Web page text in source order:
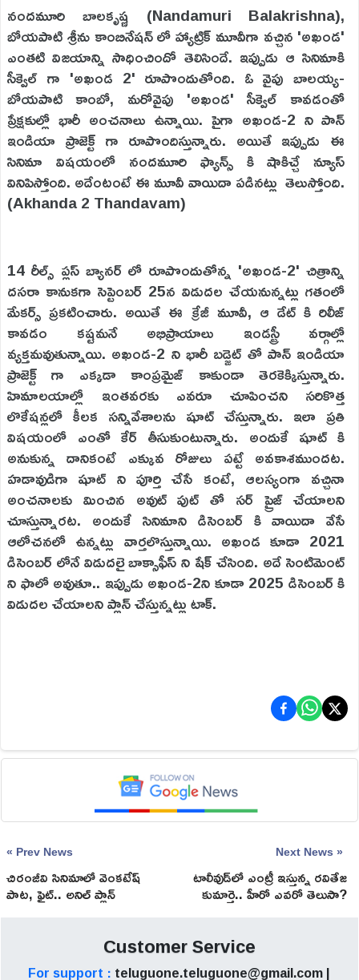
నందమూరి బాలకృష్ణ (Nandamuri Balakrishna),
బోయపాటి శ్రీను కాంబినేషన్ లో హ్యాట్రిక్ మూవీగా వచ్చిన 'అఖండ'
ఎంతటి విజయాన్ని సాధించిందో తెలిసిందే. ఇప్పుడు ఆ సినిమాకి
సీక్వెల్ గా 'అఖండ 2' రూపొందుతోంది. ఓ వైపు బాలయ్య-
బోయపాటి కాంబో, మరోవైపు 'అఖండ' సీక్వెల్ కావడంతో
ప్రేక్షకుల్లో భారీ అంచనాలు ఉన్నాయి. పైగా అఖండ-2 ని పాన్
ఇండియా ప్రాజెక్ట్ గా రూపొందిస్తున్నారు. అయితే ఇప్పుడు ఈ
సినిమా విషయంలో నందమూరి ఫ్యాన్స్ కి షాకిచ్చే న్యూస్
వినిపిస్తోంది. అదేంటంటే ఈ మూవీ వాయిదా పడినట్లు తెలుస్తోంది.
(Akhanda 2 Thandavam)
14 రీల్స్ ప్లస్ బ్యానర్ లో రూపొందుతోన్న 'అఖండ-2' చిత్రాన్ని
దసరా కానుకగా సెప్టెంబర్ 25న విడుదల చేయనున్నట్లు గతంలో
మేకర్స్ ప్రకటించారు. అయితే ఈ క్రేజీ మూవీ, ఆ డేట్ కి రిలీజ్
కావడం కష్టమనే అభిప్రాయాలు ఇండస్ట్రీ వర్గాల్లో
వ్యక్తమవుతున్నాయి. అఖండ-2 ని భారీ బడ్జెట్ తో పాన్ ఇండియా
ప్రాజెక్ట్ గా ఎక్కడా కాంప్రమైజ్ కాకుండా తెరకెక్కిస్తున్నారు.
హిమాలయాల్లో ఇంతవరకు ఎవరూ చూపించని సరికొత్త
లొకేషన్లలో కీలక సన్నివేశాలను షూట్ చేస్తున్నారు. ఇలా ప్రతి
విషయంలో ఎంతో కేర్ తీసుకుంటున్నారు. అందుకే షూట్ కి
అనుకున్న దానికంటే ఎక్కువ రోజులు పట్టే అవకాశముందట.
హడావుడిగా షూట్ ని పూర్తి చేసే కంటే, ఆలస్యంగా వచ్చినా
అంచనాలకు మించిన అవుట్ పుట్ తో సర్ ప్రైజ్ చేయాలని
చూస్తున్నారట. అందుకే సినిమాని డిసెంబర్ కి వాయిదా వేసే
ఆలోచనలో ఉన్నట్లు వార్తలొస్తున్నాయి. అఖండ కూడా 2021
డిసెంబర్ లోనే విడుదలై బాక్సాఫీస్ ని షేక్ చేసింది. అదే సెంటిమెంట్
ని ఫాలో అవుతూ.. ఇప్పుడు అఖండ-2ని కూడా 2025 డిసెంబర్ కి
విడుదల చేయాలని ప్లాన్ చేస్తున్నట్లు టాక్.
« Prev News
చిరంజీవి సినిమాలో వెంకటేష్‌
పాట, ఫైట్‌.. అనిల్‌ ప్లాన్‌
అదిరిందిగా!
Next News »
టాలీవుడ్‌లో ఎంట్రీ ఇస్తున్న రవితేజ
కుమార్తె.. హీరో ఎవరో తెలుసా?
Customer Service
For support : teluguone.teluguone@gmail.com |